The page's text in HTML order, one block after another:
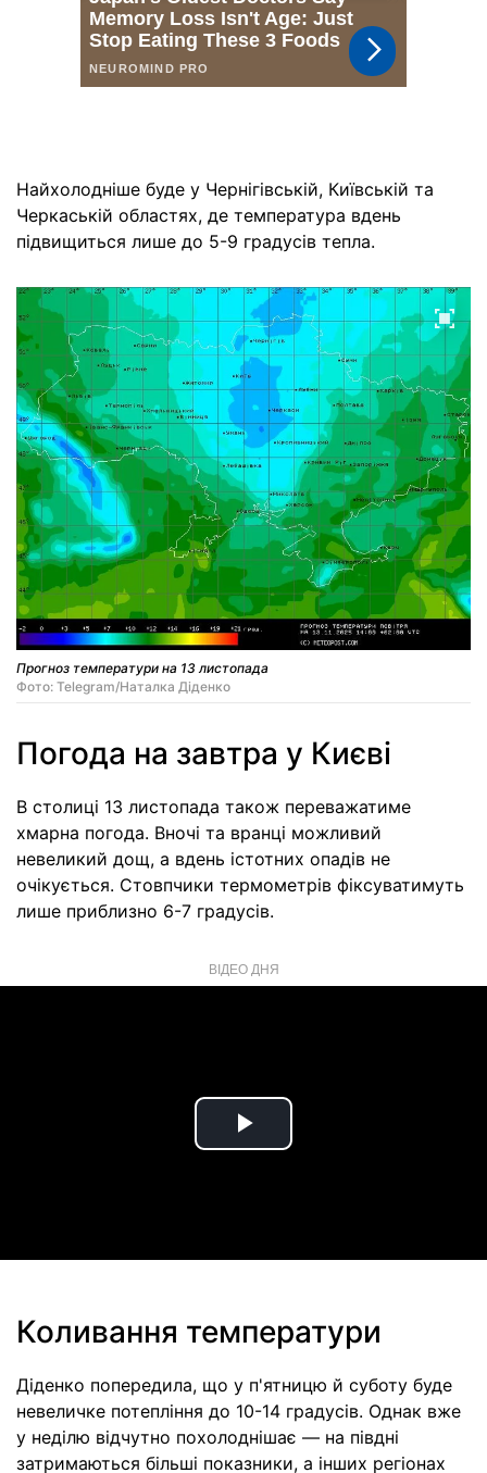
Найхолодніше буде у Чернігівській, Київській та
Черкаській областях, де температура вдень
підвищиться лише до 5-9 градусів тепла.
Прогноз температури на 13 листопада
Фото: Telegram/Наталка Діденко
Погода на завтра у Києві
В столиці 13 листопада також переважатиме
хмарна погода. Вночі та вранці можливий
невеликий дощ, а вдень істотних опадів не
очікується. Стовпчики термометрів фіксуватимуть
лише приблизно 6-7 градусів.
ВІДЕО ДНЯ
Play
Коливання температури
Діденко попередила, що у п'ятницю й суботу буде
невеличке потепління до 10-14 градусів. Однак вже
у неділю відчутно похолоднішає — на півдні
затримаються більші показники, а інших регіонах